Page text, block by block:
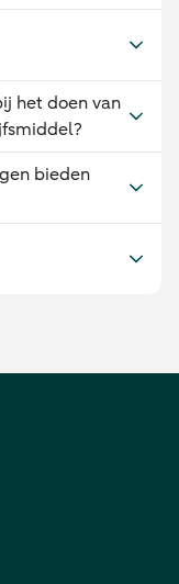
het doen van
bieden